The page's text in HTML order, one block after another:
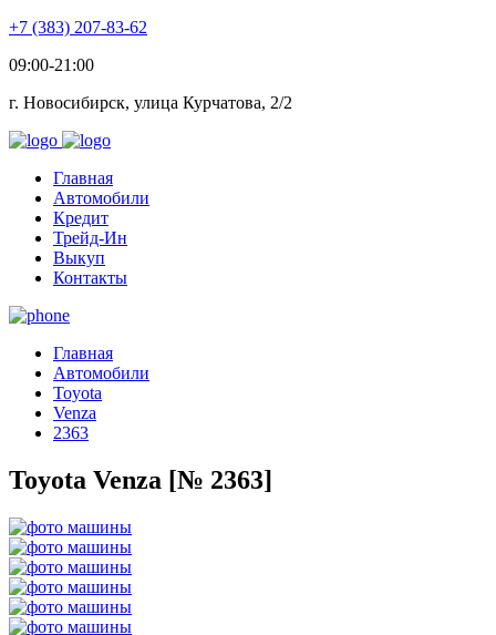
+7 (383) 207-83-62
09:00-21:00
г. Новосибирск, улица Курчатова, 2/2
Главная
Автомобили
Кредит
Трейд-Ин
Выкуп
Контакты
Главная
Автомобили
Toyota
Venza
2363
Toyota Venza [№ 2363]